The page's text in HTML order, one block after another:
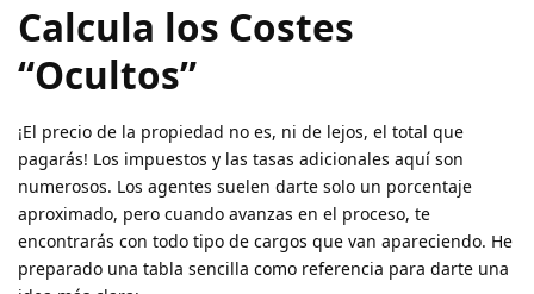
Calcula los Costes
“Ocultos”
¡El precio de la propiedad no es, ni de lejos, el total que
pagarás! Los impuestos y las tasas adicionales aquí son
numerosos. Los agentes suelen darte solo un porcentaje
aproximado, pero cuando avanzas en el proceso, te
encontrarás con todo tipo de cargos que van apareciendo. He
preparado una tabla sencilla como referencia para darte una